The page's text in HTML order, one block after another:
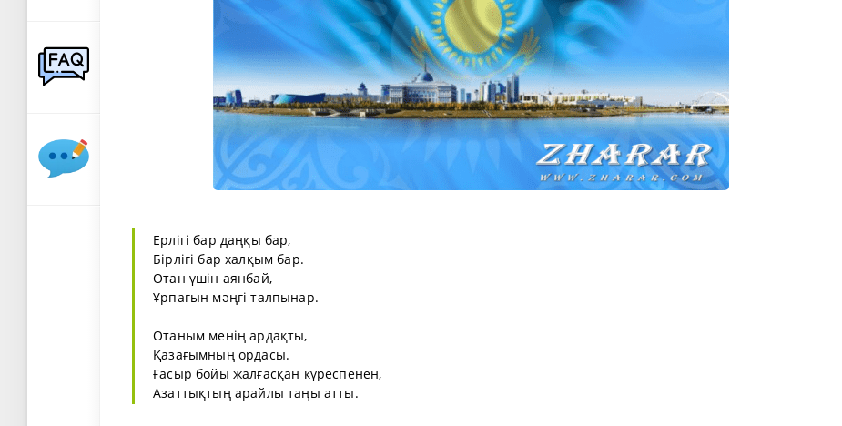
Ерлігі бар даңқы бар,
Бірлігі бар халқым бар.
Отан үшін аянбай,
Ұрпағын мәңгі талпынар.
Отаным менің ардақты,
Қазағымның ордасы.
Ғасыр бойы жалғасқан күреспенен,
Азаттықтың арайлы таңы атты.